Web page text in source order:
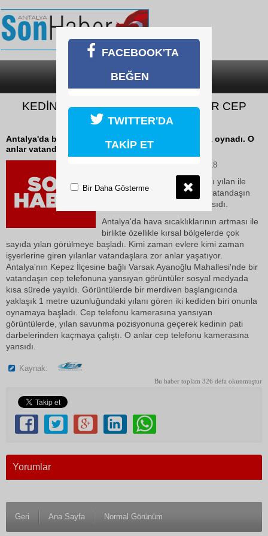
SON DAKİKA
KEDİNİN YILANLA OYNADIĞI ANLAR CEP
TELEFONU KAMERASINDA
Antalya'da bir kedi karşılaştığı yılan ile dakikalarca oynadı. O
anlar vatandaşın cep telefonu kamerasına yansıdı.
04 Haziran 2026 Perşembe 10:18
Antalya'da bir kedi karşılaştığı yılan ile
dakikalarca oynadı. O anlar vatandaşın
cep telefonu kamerasına yansıdı.
Antalya'da hava sıcaklıklarının artması ile
birlikte özellikle kırsal bölgelerde çok
sayıda yılan görülmeye başladı. Kimi zaman evlere kimi zaman
işyerlerine giren yılanlar vatandaşlara zor anlar yaşatıyor.
Antalya'nın Kepez İlçesine bağlı Varsak Ayanoğlu Mahallesi'nde bir
vatandaşın cep telefonuna yansıyan görüntüler sosyal medyada
kısa sürede yayıldı. Görüntülerde bir merdiven başlangıcında
yaklaşık 1 metre uzunluğundaki yılanı gören iki kediden biri onunla
oynamaya başladı. Cep telefonu kamerasına yansıyan
görüntülerde, yılan savunma pozisyonuna geçerek kedinin pati
darbelerinden kaçmaya çalıştı. O anlar cep telefonu kamerasına
yansıdı.
Kaynak:
Bu haber toplam 326 defa okunmuştur
Yorumlar
Geri Ana Sayfa Normal Görünüm
FACEBOOK'TA
BEĞEN
TWITTER'DA
TAKİP ET
Bir Daha Gösterme